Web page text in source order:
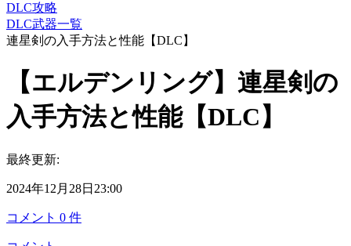
DLC攻略
DLC武器一覧
連星剣の入手方法と性能【DLC】
【エルデンリング】連星剣の
入手方法と性能【DLC】
最終更新:
2024年12月28日23:00
コメント 0 件